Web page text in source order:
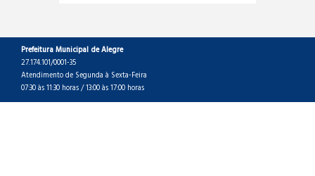
Prefeitura Municipal de Alegre
27.174.101/0001-35
Atendimento de Segunda à Sexta-Feira
07:30 às 11:30 horas / 13:00 às 17:00 horas